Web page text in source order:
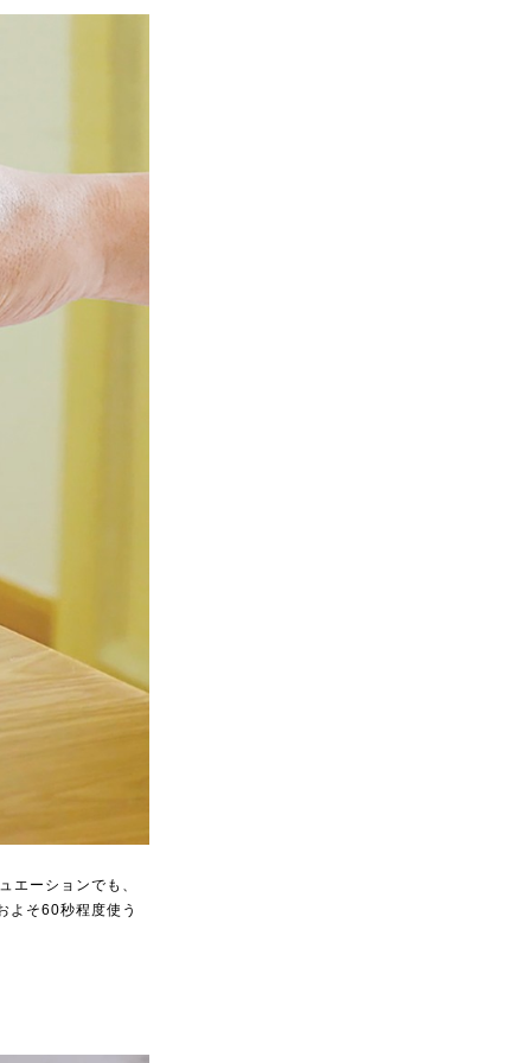
エーションでも、
よそ60秒程度使う